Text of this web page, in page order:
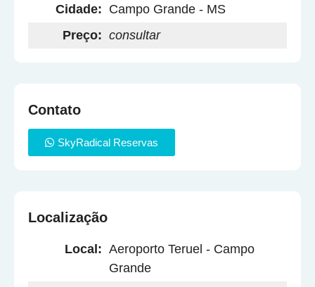
Cidade: Campo Grande - MS
Preço: consultar
Contato
SkyRadical Reservas
Localização
Local: Aeroporto Teruel - Campo
Grande